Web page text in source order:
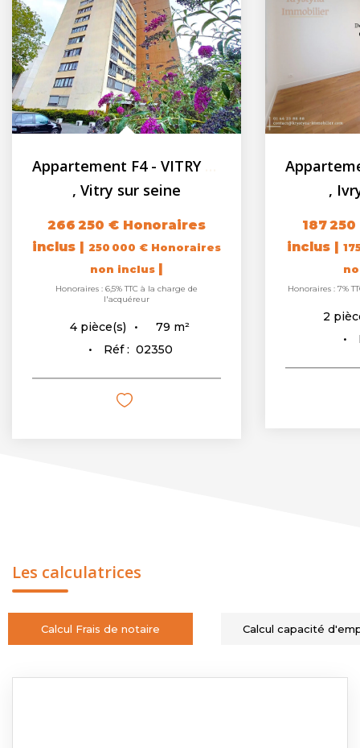
, Vitry sur seine
266 250 € Honoraires
inclus | 250 000 € Honoraires
non inclus |
Honoraires : 6,5% TTC à la charge de
l'acquéreur
4 pièce(s) 79 m²
Réf : 02350
,
187
inclus |
Honoraires : 7%
2
Les calculatrices
Calcul Frais de notaire Calcul capacité